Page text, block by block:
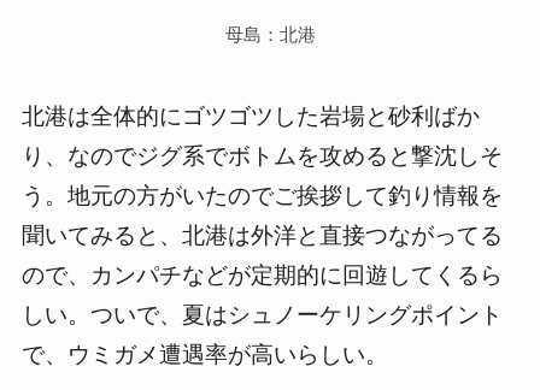
母島：北港
北港は全体的にゴツゴツした岩場と砂利ばか
り、なのでジグ系でボトムを攻めると撃沈しそ
う。地元の方がいたのでご挨拶して釣り情報を
聞いてみると、北港は外洋と直接つながってる
ので、カンパチなどが定期的に回遊してくるら
しい。ついで、夏はシュノーケリングポイント
で、ウミガメ遭遇率が高いらしい。